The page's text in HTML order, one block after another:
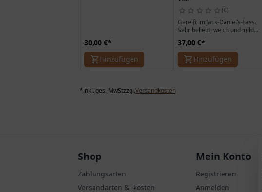
30,00 €*
Hinzufügen
0
Gereift im Jack-Daniel‘s-Fass.
Sehr beliebt, weich und mild
37,00 €*
Hinzufügen
*inkl. ges. MwStzzgl.Versandkosten
Shop
Zahlungsarten
Versandarten & -kosten
Mein Konto
Registrieren
Anmelden